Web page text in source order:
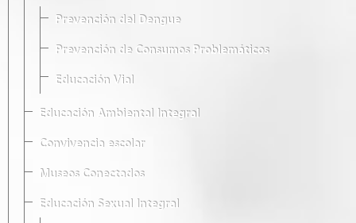
Prevención del Dengue
Prevención de Consumos Problemáticos
Educación Vial
Educación Ambiental Integral
Convivencia escolar
Museos Conectados
Educación Sexual Integral